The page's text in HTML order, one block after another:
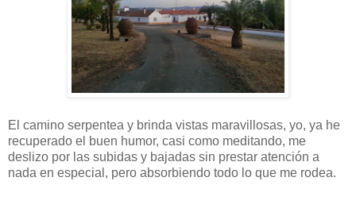
El camino serpentea y brinda vistas maravillosas, yo, ya he
recuperado el buen humor, casi como meditando, me
deslizo por las subidas y bajadas sin prestar atención a
nada en especial, pero absorbiendo todo lo que me rodea.